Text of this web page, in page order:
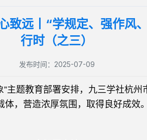
机关处室
致远丨“学规定、强作风
行时（之三）
发布时间：2025-07-09
主题教育部署安排，九三学社杭
，营造浓厚氛围，取得良好成效。